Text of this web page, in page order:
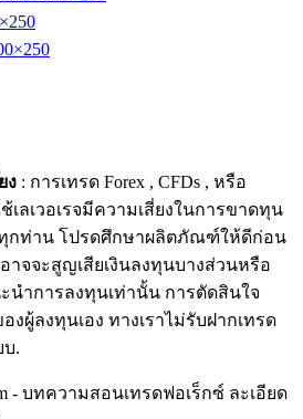
ง : การเทรด Forex , CFDs , หรือ
ลเวอเรจมีความเสี่ยงในการขาดทุน
ทุกท่าน โปรดศึกษาผลิตภัณฑ์ให้ดีก่อน
าจจะสูญเสียเงินลงทุนบางส่วนหรือ
นำการลงทุนเท่านั้น การตัดสินใจ
ผู้ลงทุนเอง ทางเราไม่รับฝากเทรด
.
- บทความสอนเทรดฟอเร็กซ์ ละเอียด